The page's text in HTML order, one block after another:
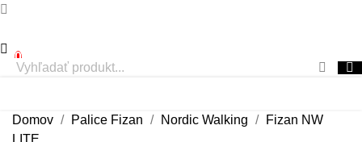
0
Domov Palice Fizan Nordic Walking
Fizan NW
LITE